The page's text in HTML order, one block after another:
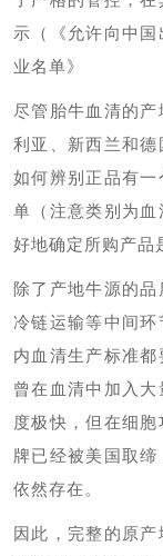
示（《允许向中
业名单》
尽管胎牛血清的
利亚、新西兰和德
如何辨别正品有
单（注意类别为
好地确定所购产品
除了产地牛源的品
冷链运输等中间
内血清生产标准
曾在血清中加入
度极快，但在细
牌已经被美国取
依然存在。
因此，完整的原